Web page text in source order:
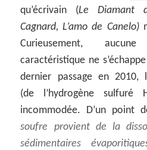
qu’écrivain (Le Diamant
Cagnard,L’amo de Canelo)
Curieusement,
caractéristique ne
dernier passage en 2010,
(de l’hydrogène sulfuré
incommodée. D’un point
soufre provient de la
sédimentaires